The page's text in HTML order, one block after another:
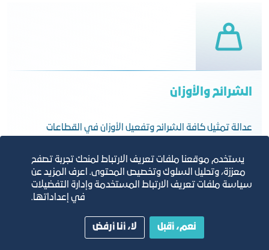
الشرائح والأوزان
عدالة تمثيل كافة الشرائح وتفعيل الأوزان في القطاعات
يستخدم موقعنا ملفات تعريف الارتباط لمنحك تجربة تصفح
معززة، وتحليل السلوك وتخصيص المحتوى. اعرف المزيد عن
سياسة ملفات تعريف الارتباط المستخدمة وإدارة التفضيلات
في إعداداتها.
نعم، أقبل لا، أنا أرفض